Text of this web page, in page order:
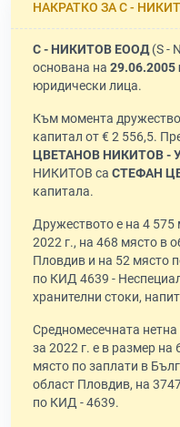
НАКРАТКО ЗА С -
С - НИКИТОВ ЕООД(S -
основана на 29.06.2005
юридически лица.
Към момента
капитал от € 2 556,5.
ЦВЕТАНОВ НИКИТОВ -
НИКИТОВ са СТЕФАН
капитала.
Дружеството е на 4 575
2022 г., на 468 място в
Пловдив и на 52 място
по КИД 4639 -
хранителни стоки,
Средномесечната
за 2022 г. е в размер
място по заплати в
област Пловдив, на
по КИД - 4639.